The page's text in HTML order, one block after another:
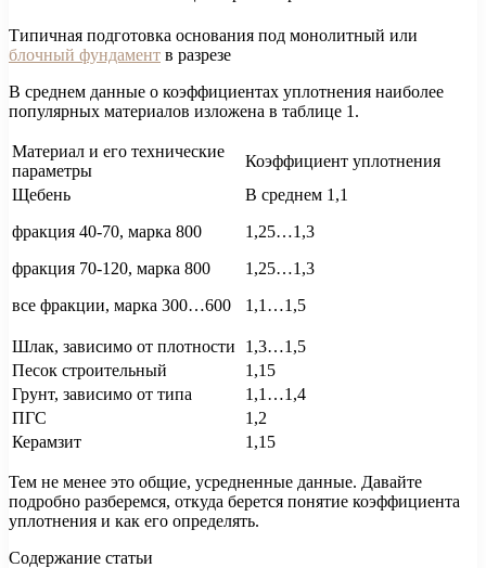
Типичная подготовка основания под монолитный или
блочный фундамент в разрезе
В среднем данные о коэффициентах уплотнения наиболее
популярных материалов изложена в таблице 1.
Материал и его технические
параметры
Коэффициент уплотнения
Щебень
фракция 40-70, марка 800
фракция 70-120, марка 800
все фракции, марка 300…600
В среднем 1,1
1,25…1,3
1,25…1,3
1,1…1,5
Шлак, зависимо от плотности
1,3…1,5
Песок строительный
1,15
Грунт, зависимо от типа
1,1…1,4
ПГС
1,2
Керамзит
1,15
Тем не менее это общие, усредненные данные. Давайте
подробно разберемся, откуда берется понятие коэффициента
уплотнения и как его определять.
Содержание статьи